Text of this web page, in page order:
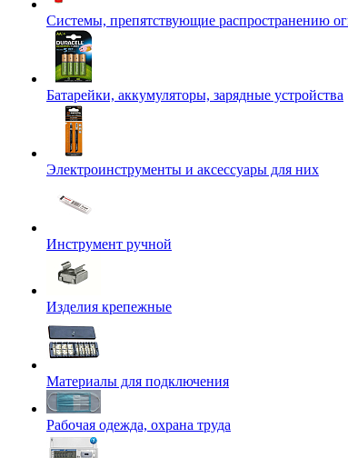
Системы, препятствующие распространению
Батарейки, аккумуляторы, зарядные устройства
Электроинструменты и аксессуары для них
Инструмент ручной
Изделия крепежные
Материалы для подключения
Рабочая одежда, охрана труда